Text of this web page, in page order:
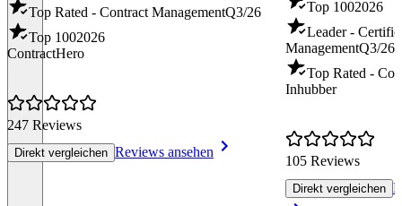
Top Rated - Contract ManagementQ3/26
Top 1002026
ContractHero
247 Reviews
Direkt vergleichen Reviews ansehen
Top 1002026
Leader -
ManagementQ3/26
Top Rated -
Inhubber
105 Reviews
Direkt vergleichen